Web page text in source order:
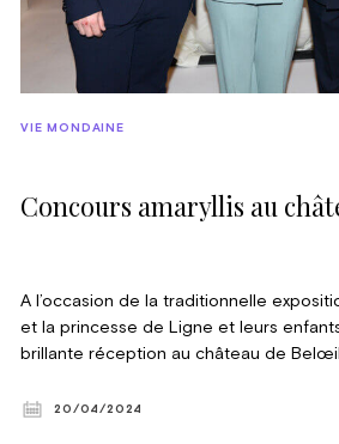
Concours amaryllis au
VIE MONDAINE
A l’occasion de la traditionnelle
et la princesse de Ligne et leurs
brillante réception au château de
moment inoubliable, digne des plus
20/04/2024